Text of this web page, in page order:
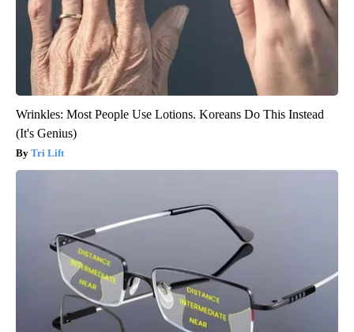
Wrinkles: Most People Use Lotions. Koreans Do This Instead
(It's Genius)
Tri Lift